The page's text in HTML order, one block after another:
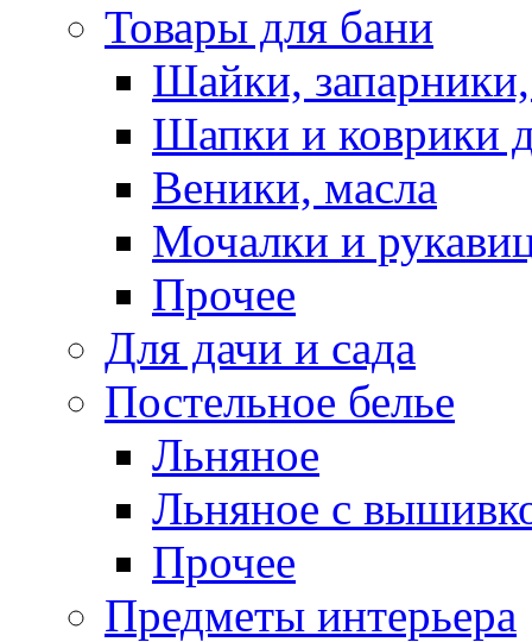
Товары для бани
Шайки,
Шапки и коврики
Веники, масла
Мочалки и
Прочее
Для дачи и сада
Постельное белье
Льняное
Льняное с
Прочее
Предметы интерьера